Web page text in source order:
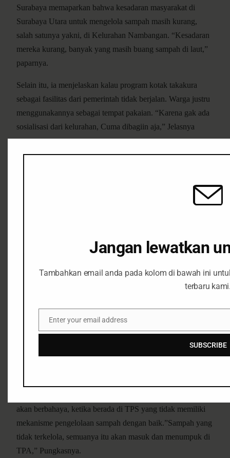
Surabaya memaparkan bahwa kesadaran masyarakat di
Surabaya Utara untuk mengelola sampah masih kurang,
salah satunya yakni, di Kelurahan Nambangan. “Kesadaran
mereka kurang, banyak yang masih buang sampah di laut,”
paparnya.
Selain itu, ia menjelaskan kalau program kotak takakura
sebagai fasilitas dari pemerintah tidak berjalan. Warga justru
menggunakannya sebagai tempat pakaian. “Karena gak ada
sosialisasi dari kelurahan, Cuma dibagiin aja,” Jelasnya
Ia juga menjelaskan Kelurahan Nambangan tidak memiliki
TPS. “Adanya TPS di tingkat kecamatan,” Jelasnya.
Sarifah menyayangkan kondisi sarana dan prasana untuk
pengelolaan sampah tingkat rumah tangga yang masih belum
bahwa kondisi sampah yang masuk ke TPS itu masih
tercampur antara organik dan non-organik. “TPS Jambangan
misalnya, yang dibuat percontohan, nah disitu saja sampah
yang masuk masih tercampur, meski nanti ada pengelolaan,”
akan berbahaya, ketika berada di TPS yang tidak memiliki
mekanisme pengelolaan sampah dengan baik.”Sampah yang
tidak terkelola, semuanya itu akan masuk dan menumpuk di
TPA,” Pungkasnya.
Jangan lewatkan
Tambahkan email anda pada kolom di bawah ini
terbaru
Enter your email address
SUBSCRIBE